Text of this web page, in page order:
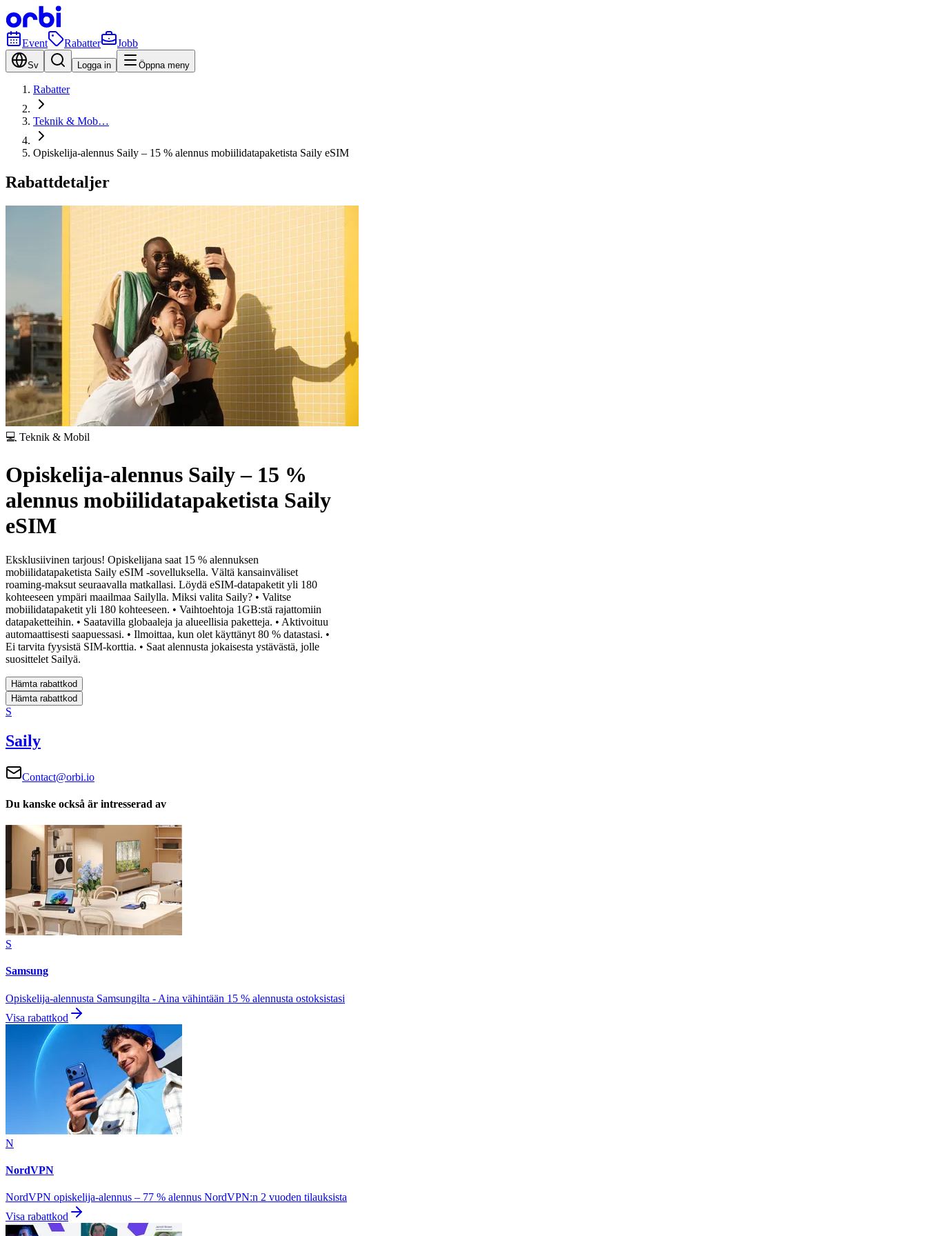
Event Rabatter Jobb
Sv Logga in Öppna meny
Rabatter
Teknik & Mob…
Opiskelija-alennus Saily – 15 % alennus mobiilidatapaketista Saily eSIM
Rabattdetaljer
💻 Teknik & Mobil
Opiskelija-alennus Saily – 15 %
alennus mobiilidatapaketista Saily
eSIM
Eksklusiivinen tarjous! Opiskelijana saat 15 % alennuksen
mobiilidatapaketista Saily eSIM -sovelluksella. Vältä kansainväliset
roaming-maksut seuraavalla matkallasi. Löydä eSIM-datapaketit yli 180
kohteeseen ympäri maailmaa Sailylla. Miksi valita Saily? • Valitse
mobiilidatapaketit yli 180 kohteeseen. • Vaihtoehtoja 1GB:stä rajattomiin
datapaketteihin. • Saatavilla globaaleja ja alueellisia paketteja. • Aktivoituu
automaattisesti saapuessasi. • Ilmoittaa, kun olet käyttänyt 80 % datastasi. •
Ei tarvita fyysistä SIM-korttia. • Saat alennusta jokaisesta ystävästä, jolle
suosittelet Sailyä.
Hämta rabattkod
Hämta rabattkod
S
Saily
Contact@orbi.io
Du kanske också är intresserad av
S
Samsung
Opiskelija-alennusta Samsungilta - Aina vähintään 15 % alennusta ostoksistasi
Visa rabattkod
N
NordVPN
NordVPN opiskelija-alennus – 77 % alennus NordVPN:n 2 vuoden tilauksista
Visa rabattkod